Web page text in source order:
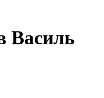
Василь